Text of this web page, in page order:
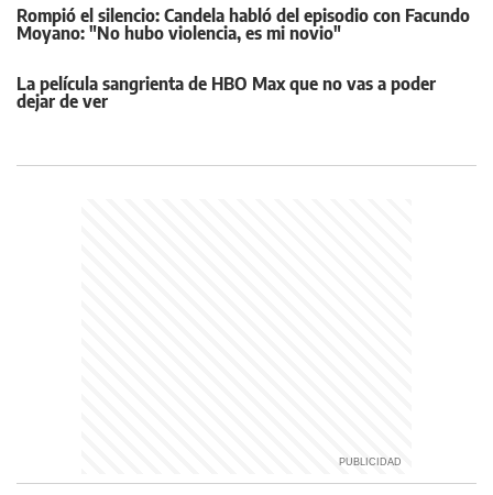
Rompió el silencio: Candela habló del episodio con Facundo
Moyano: "No hubo violencia, es mi novio"
La película sangrienta de HBO Max que no vas a poder
dejar de ver